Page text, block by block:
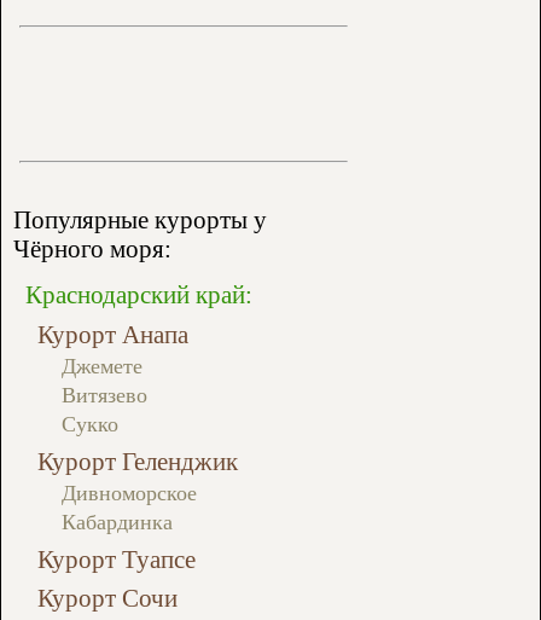
Популярные курорты у
Чёрного моря:
Краснодарский край:
Курорт Анапа
Джемете
Витязево
Сукко
Курорт Геленджик
Дивноморское
Кабардинка
Курорт Туапсе
Курорт Сочи